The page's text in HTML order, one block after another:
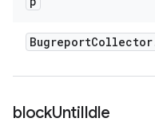
BugreportCollector
blockUntilIdle